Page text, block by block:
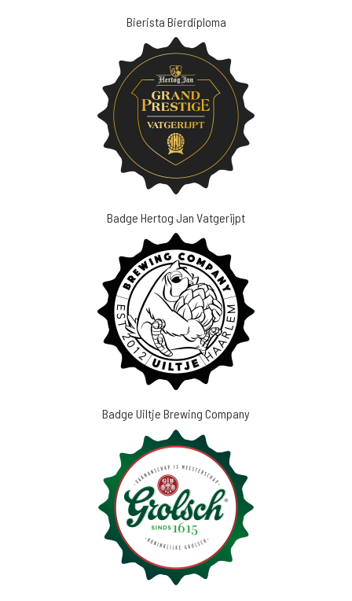
Bierista Bierdiploma
Badge Hertog Jan Vatgerijpt
Badge Uiltje Brewing Company